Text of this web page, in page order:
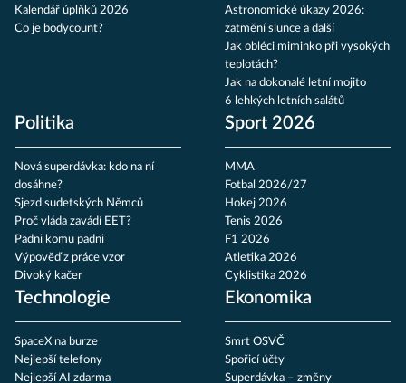
Kalendář úplňků 2026
Co je bodycount?
Astronomické úkazy 2026:
zatmění slunce a další
Jak obléci miminko při vysokých
teplotách?
Jak na dokonalé letní mojito
6 lehkých letních salátů
Politika
Nová superdávka: kdo na ní
dosáhne?
Sjezd sudetských Němců
Proč vláda zavádí EET?
Padni komu padni
Výpověď z práce vzor
Divoký kačer
Sport 2026
MMA
Fotbal 2026/27
Hokej 2026
Tenis 2026
F1 2026
Atletika 2026
Cyklistika 2026
Technologie
SpaceX na burze
Nejlepší telefony
Nejlepší AI zdarma
Ekonomika
Smrt OSVČ
Spořicí účty
Superdávka – změny